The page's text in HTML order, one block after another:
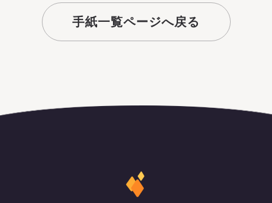
手紙一覧ページへ戻る